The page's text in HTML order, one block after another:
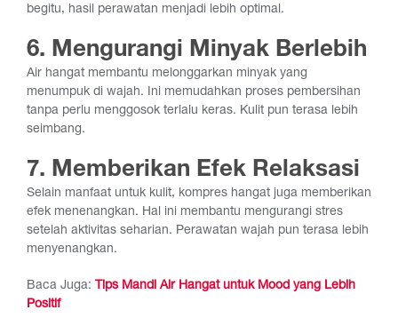
begitu, hasil perawatan menjadi lebih optimal.
6. Mengurangi Minyak Berlebih
Air hangat membantu melonggarkan minyak yang
menumpuk di wajah. Ini memudahkan proses pembersihan
tanpa perlu menggosok terlalu keras. Kulit pun terasa lebih
seimbang.
7. Memberikan Efek Relaksasi
Selain manfaat untuk kulit, kompres hangat juga memberikan
efek menenangkan. Hal ini membantu mengurangi stres
setelah aktivitas seharian. Perawatan wajah pun terasa lebih
menyenangkan.
Baca Juga: Tips Mandi Air Hangat untuk Mood yang Lebih
Positif